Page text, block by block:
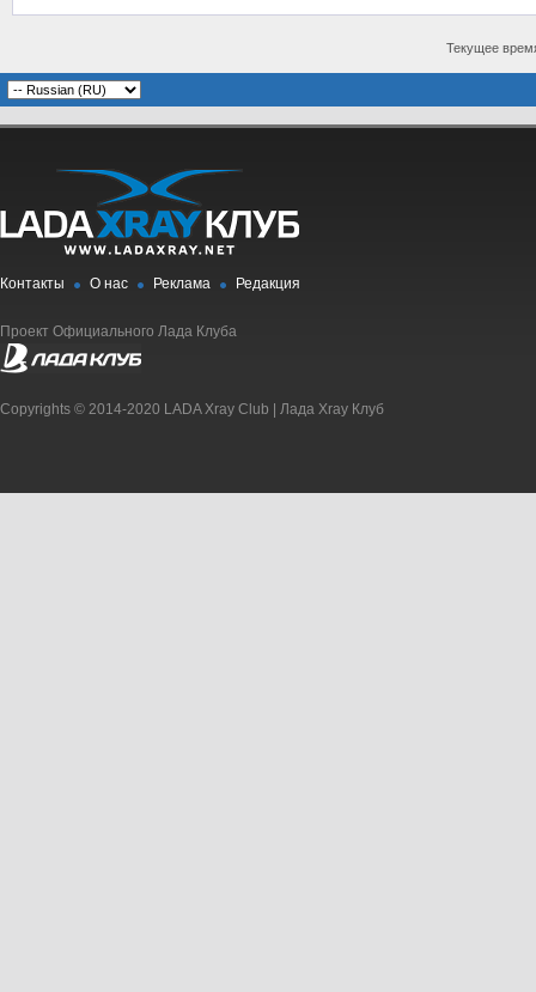
Текущее
Контакты О нас Реклама Редакция
Проект Официального Лада Клуба
Copyrights © 2014-2020 LADA Xray Club | Лада Xray Клуб